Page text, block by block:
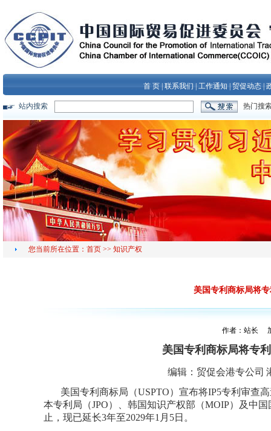
首 页 联系我们 工作通知 贸促动态
站内搜索 热门搜
您当前所在位置： 首页>> 知识产权
美国专利商标局将
作者：站长
美国专利商标局将专
编辑： 贸促会港专公司
美国专利商标局（USPTO）宣布将IP5专利审查
本专利局（JPO）、韩国知识产权部（MOIP）及中
止，现已延长3年至2029年1月5日。